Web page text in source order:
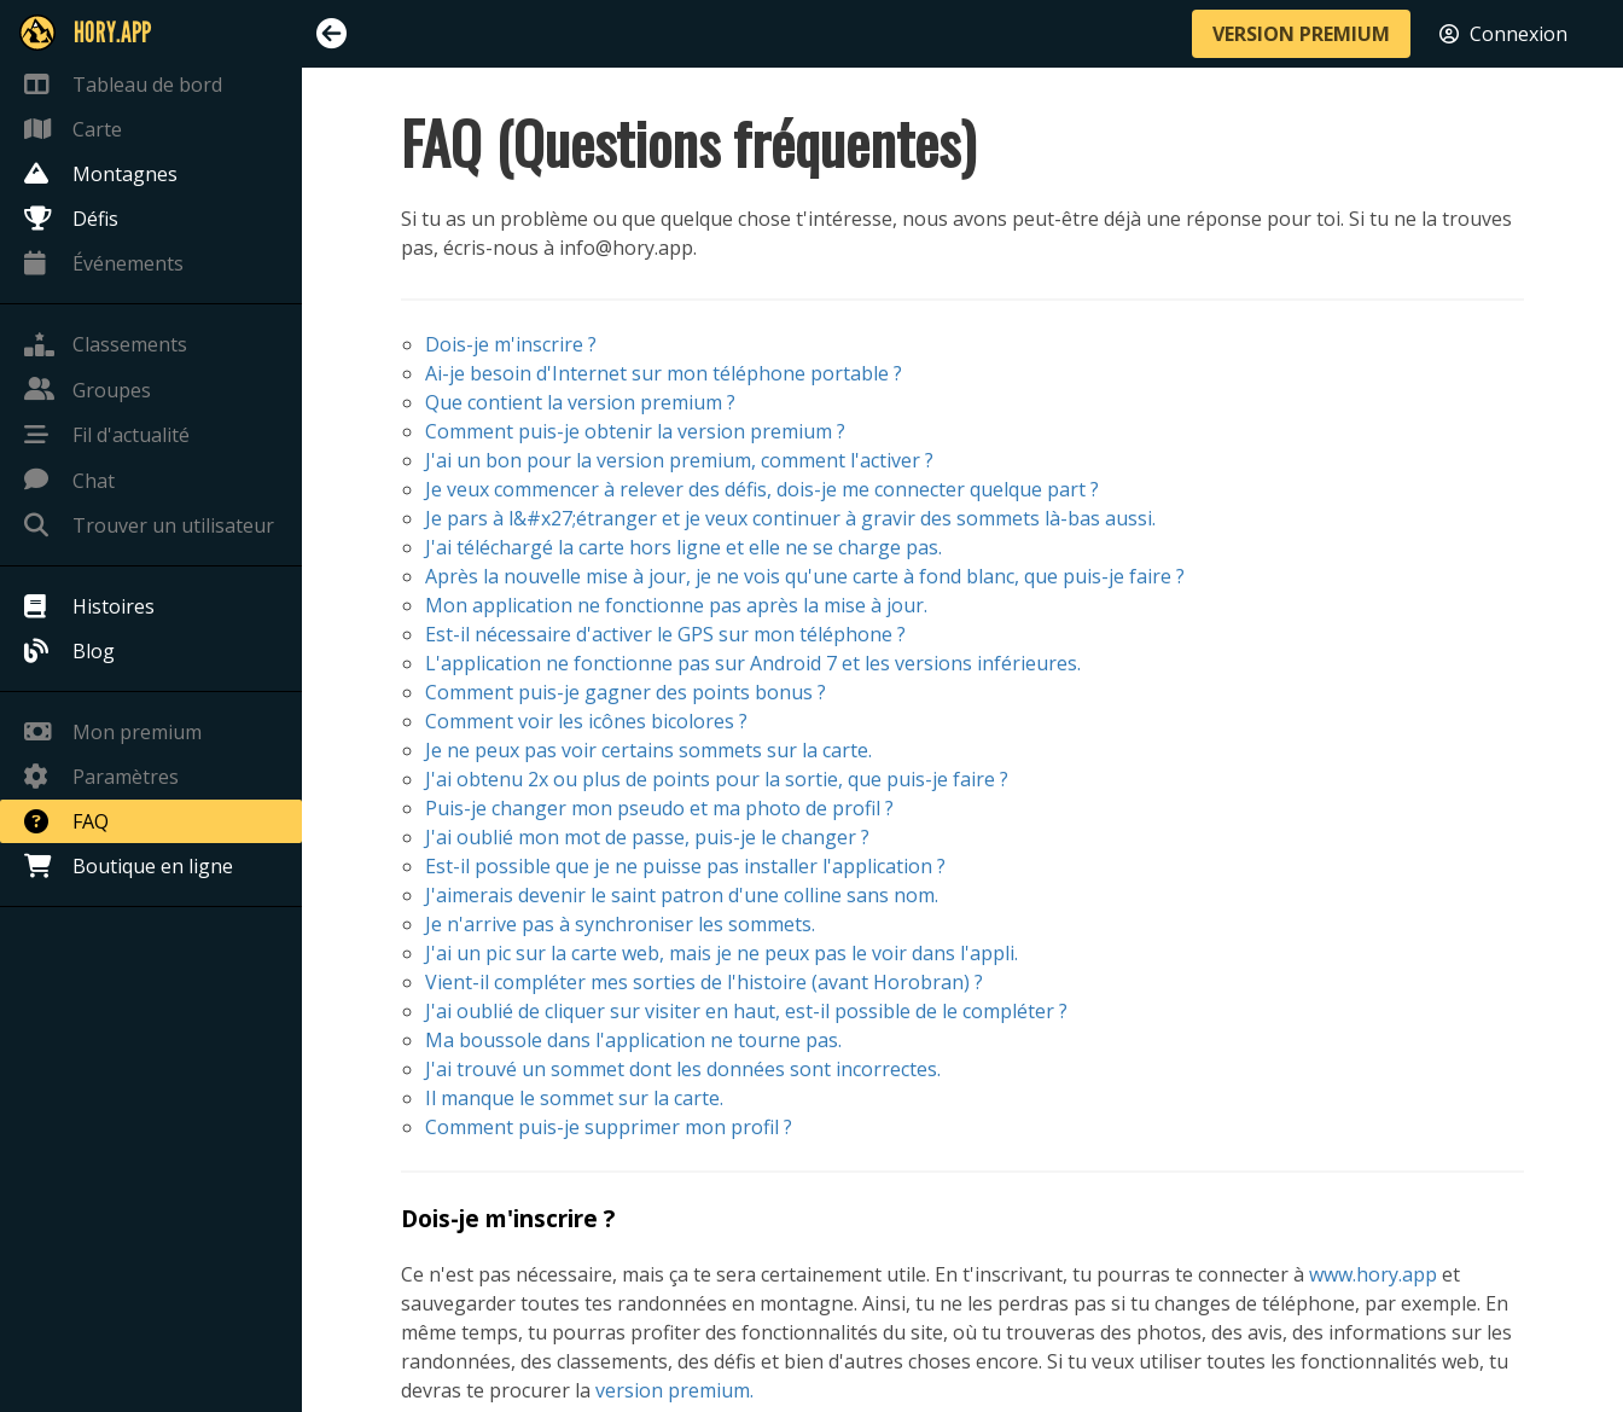
HORY.APP
Tableau de bord
Carte
Montagnes
Défis
Événements
Classements
Groupes
Fil d'actualité
Chat
Trouver un utilisateur
Histoires
Blog
Mon premium
Paramètres
FAQ
Boutique en ligne
VERSION PREMIUM Connexion
FAQ (Questions fréquentes)
Si tu as un problème ou que quelque chose t'intéresse, nous avons peut-être déjà une réponse pour toi. Si tu ne la trouves
pas, écris-nous à info@hory.app.
Dois-je m'inscrire ?
Ai-je besoin d'Internet sur mon téléphone portable ?
Que contient la version premium ?
Comment puis-je obtenir la version premium ?
J'ai un bon pour la version premium, comment l'activer ?
Je veux commencer à relever des défis, dois-je me connecter quelque part ?
Je pars à l&#x27;étranger et je veux continuer à gravir des sommets là-bas aussi.
J'ai téléchargé la carte hors ligne et elle ne se charge pas.
Après la nouvelle mise à jour, je ne vois qu'une carte à fond blanc, que puis-je faire ?
Mon application ne fonctionne pas après la mise à jour.
Est-il nécessaire d'activer le GPS sur mon téléphone ?
L'application ne fonctionne pas sur Android 7 et les versions inférieures.
Comment puis-je gagner des points bonus ?
Comment voir les icônes bicolores ?
Je ne peux pas voir certains sommets sur la carte.
J'ai obtenu 2x ou plus de points pour la sortie, que puis-je faire ?
Puis-je changer mon pseudo et ma photo de profil ?
J'ai oublié mon mot de passe, puis-je le changer ?
Est-il possible que je ne puisse pas installer l'application ?
J'aimerais devenir le saint patron d'une colline sans nom.
Je n'arrive pas à synchroniser les sommets.
J'ai un pic sur la carte web, mais je ne peux pas le voir dans l'appli.
Vient-il compléter mes sorties de l'histoire (avant Horobran) ?
J'ai oublié de cliquer sur visiter en haut, est-il possible de le compléter ?
Ma boussole dans l'application ne tourne pas.
J'ai trouvé un sommet dont les données sont incorrectes.
Il manque le sommet sur la carte.
Comment puis-je supprimer mon profil ?
Dois-je m'inscrire ?
Ce n'est pas nécessaire, mais ça te sera certainement utile. En t'inscrivant, tu pourras te connecter à www.hory.app et
sauvegarder toutes tes randonnées en montagne. Ainsi, tu ne les perdras pas si tu changes de téléphone, par exemple. En
même temps, tu pourras profiter des fonctionnalités du site, où tu trouveras des photos, des avis, des informations sur les
randonnées, des classements, des défis et bien d'autres choses encore. Si tu veux utiliser toutes les fonctionnalités web, tu
devras te procurer la version premium.